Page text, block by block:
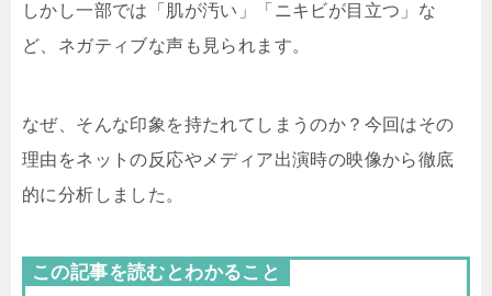
しかし一部では「肌が汚い」「ニキビが目立つ」な
ど、ネガティブな声も見られます。
なぜ、そんな印象を持たれてしまうのか？今回はその
理由をネットの反応やメディア出演時の映像から徹底
的に分析しました。
この記事を読むとわかること